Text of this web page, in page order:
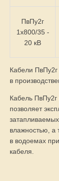
ПвПу2г
1х800/35 -
20 кВ
Кабели ПвПу2г
в
Кабель ПвПу2г
позволяет
влажностью, а
в водоемах
кабеля.